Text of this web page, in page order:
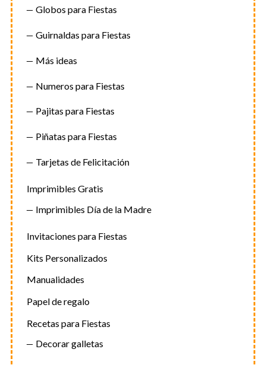
Globos para Fiestas
Guirnaldas para Fiestas
Más ideas
Numeros para Fiestas
Pajitas para Fiestas
Piñatas para Fiestas
Tarjetas de Felicitación
Imprimibles Gratis
Imprimibles Día de la Madre
Invitaciones para Fiestas
Kits Personalizados
Manualidades
Papel de regalo
Recetas para Fiestas
Decorar galletas